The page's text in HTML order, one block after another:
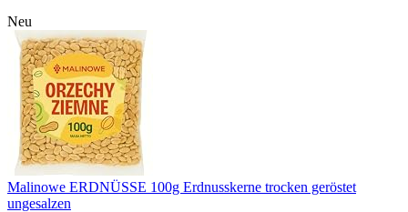
Neu
Malinowe ERDNÜSSE 100g Erdnusskerne trocken geröstet
ungesalzen